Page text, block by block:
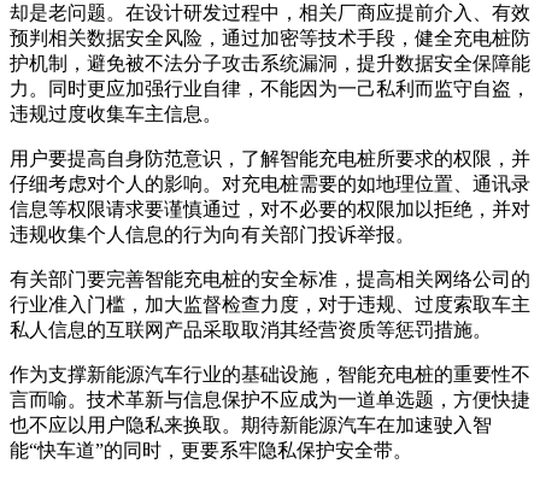
却是老问题。在设计研发过程中，相关厂商应提前介入、有效
预判相关数据安全风险，通过加密等技术手段，健全充电桩防
护机制，避免被不法分子攻击系统漏洞，提升数据安全保障能
力。同时更应加强行业自律，不能因为一己私利而监守自盗，
违规过度收集车主信息。
用户要提高自身防范意识，了解智能充电桩所要求的权限，并
仔细考虑对个人的影响。对充电桩需要的如地理位置、通讯录
信息等权限请求要谨慎通过，对不必要的权限加以拒绝，并对
违规收集个人信息的行为向有关部门投诉举报。
有关部门要完善智能充电桩的安全标准，提高相关网络公司的
行业准入门槛，加大监督检查力度，对于违规、过度索取车主
私人信息的互联网产品采取取消其经营资质等惩罚措施。
作为支撑新能源汽车行业的基础设施，智能充电桩的重要性不
言而喻。技术革新与信息保护不应成为一道单选题，方便快捷
也不应以用户隐私来换取。期待新能源汽车在加速驶入智
能“快车道”的同时，更要系牢隐私保护安全带。